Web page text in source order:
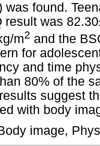
was found.
result was
m2 and the
for
and time
80% of the
suggest
with body
image,